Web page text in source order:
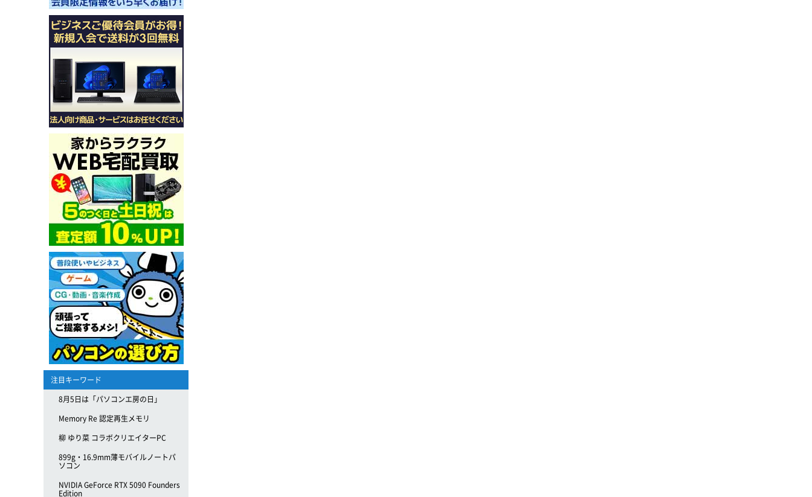
注目キーワード
8月5日は「パソコンエ房の日」
Memory Re 認定再生メモリ
柳 ゆり菜 コラボクリエイターPC
899g・16.9mm薄モバイルノートパ
ソコン
NVIDIA GeForce RTX 5090 Founders
Edition